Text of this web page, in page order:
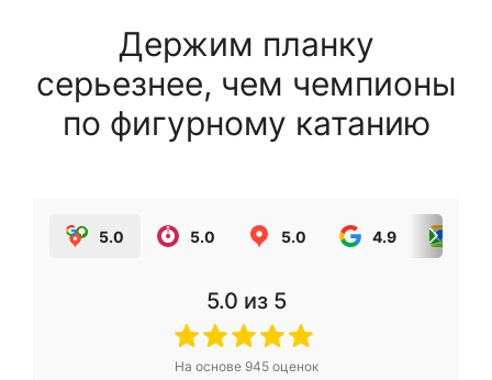
Держим планку
серьезнее, чем чемпионы
по фигурному катанию
5.0 5.0 5.0 4.9
5.0 из 5
На основе 945оценок